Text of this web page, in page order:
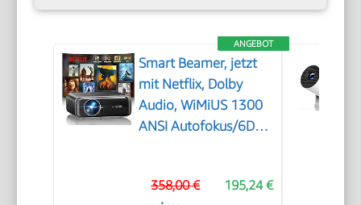
ANGEBOT
Smart Beamer, jetzt
mit Netflix, Dolby
Audio, WiMiUS 1300
ANSI Autofokus/6D
Unterstützt, WiFi195,24 €
358,00 €